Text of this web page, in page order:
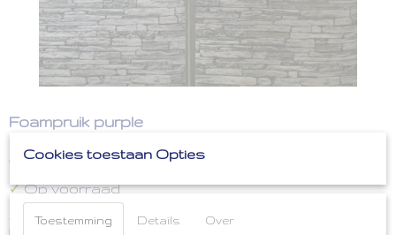
Foampruik purple
€ 35,00 (inclusief btw 21%)
✓Op voorraad
Aantal
Cookies toestaan Opties
Toestemming Details Over